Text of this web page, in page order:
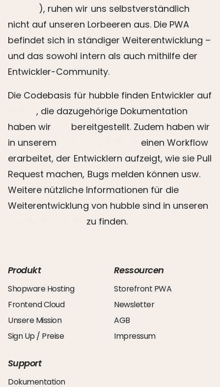
), ruhen wir uns selbstverständlich
nicht auf unseren Lorbeeren aus. Die PWA
befindet sich in ständiger Weiterentwicklung –
und das sowohl intern als auch mithilfe der
Entwickler-Community.
Die Codebasis für hubble finden Entwickler auf
GitHub, die dazugehörige Dokumentation
haben wir
bereitgestellt. Zudem haben wir
in unserem
einen Workflow
erarbeitet, der Entwicklern aufzeigt, wie sie Pull
Request machen, Bugs melden können usw.
Weitere nützliche Informationen für die
Weiterentwicklung von hubble sind in unseren
zu finden.
Produkt
Shopware Hosting
Frontend Cloud
Unsere Mission
Sign Up / Preise
Ressourcen
Storefront PWA
Newsletter
AGB
Impressum
Support
Dokumentation